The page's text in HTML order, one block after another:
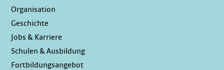
Organisation
Geschichte
Jobs & Karriere
Schulen & Ausbildung
Fortbildungsangebot